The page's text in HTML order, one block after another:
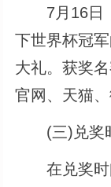
7月16日，
下世界杯冠
大礼。获奖
官网、天猫
(三)兑奖
在兑奖时